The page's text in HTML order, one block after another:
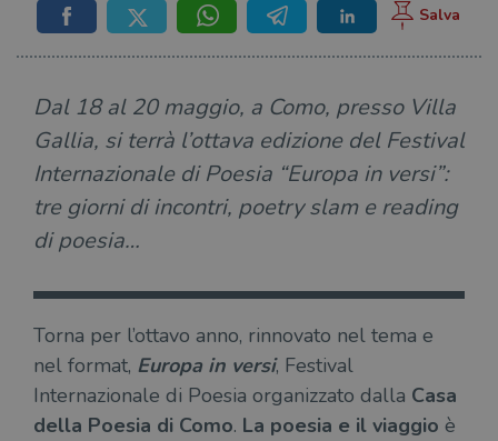
Dal 18 al 20 maggio, a Como, presso Villa
Gallia, si terrà l’ottava edizione del Festival
Internazionale di Poesia “Europa in versi”:
tre giorni di incontri, poetry slam e reading
di poesia…
Torna per l’ottavo anno, rinnovato nel tema e
nel format, Europa in versi, Festival
Internazionale di Poesia organizzato dalla Casa
della Poesia di Como. La poesia e il viaggio è